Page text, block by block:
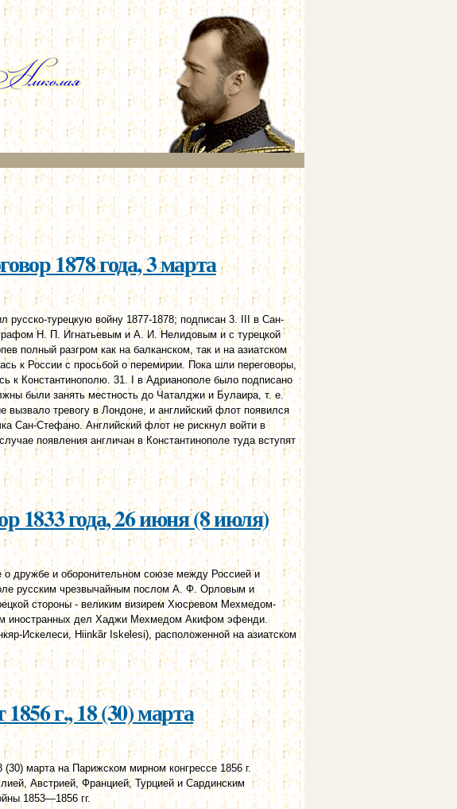
1878 года, 3 марта
русско-турецкую войну 1877-1878; подписан 3. III в Сан-
Н. П. Игнатьевым и А. И. Нелидовым и с турецкой
полный разгром как на балканском, так и на азиатском
к России с просьбой о перемирии. Пока шли переговоры,
к Константинополю. 31. I в Адрианополе было подписано
были занять местность до Чаталджи и Булаира, т. е.
тревогу в Лондоне, и английский флот появился
Сан-Стефано. Английский флот не рискнул войти в
появления англичан в Константинополе туда вступят
3 марта
1833 года, 26 июня (8 июля)
о дружбе и оборонительном союзе между Россией и
русским чрезвычайным послом А. Ф. Орловым и
стороны - великим визирем Хюсревом Мехмедом-
иностранных дел Хаджи Мехмедом Акифом эфенди.
Искелеси, Hiinkâr Iskelesi), расположенной на азиатском
26 июня (8 июля)
г., 18 (30) марта
марта на Парижском мирном конгрессе 1856 г.
Австрией, Францией, Турцией и Сардинским
1853—1856 гг.